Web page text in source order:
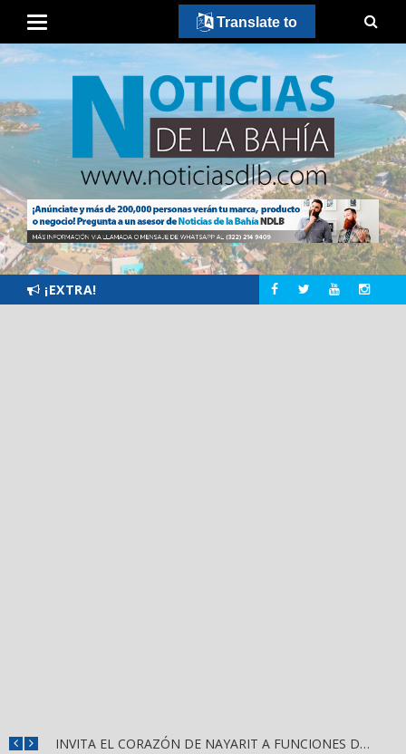
¡EXTRA!
INVITA EL CORAZÓN DE NAYARIT A FUNCIONES DE CINE GRATUITAS EN LA CONCHA ACÚSTICA
Translate to